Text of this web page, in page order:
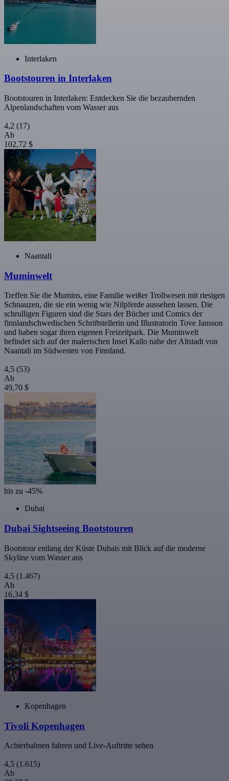
Interlaken
Bootstouren in Interlaken
Bootstouren in Interlaken: Entdecken Sie die bezaubernden
Alpenlandschaften vom Wasser aus
4,2 (17)
Ab
102,72 $
Naantali
Muminwelt
Treffen Sie die Mumins, eine Familie weißer Trollwesen mit riesigen
Schnauzen, die sie ein wenig wie Nilpferde aussehen lassen. Die
schrulligen Figuren sind die Stars der Bücher und Comics der
finnlandschwedischen Schriftstellerin und Illustratorin Tove Jansson
und haben sogar ihren eigenen Freizeitpark. Die Muminwelt
befindet sich auf der malerischen Insel Kailo nahe der Altstadt von
Naantali im Südwesten von Finnland.
4,5 (53)
Ab
49,70 $
bis zu -45%
Dubai
Dubai Sightseeing Bootstouren
Bootstour entlang der Küste Dubais mit Blick auf die moderne
Skyline vom Wasser aus
4,5 (1.467)
Ab
16,34 $
Kopenhagen
Tivoli Kopenhagen
Achterbahnen fahren und Live-Auftritte sehen
4,5 (1.615)
Ab